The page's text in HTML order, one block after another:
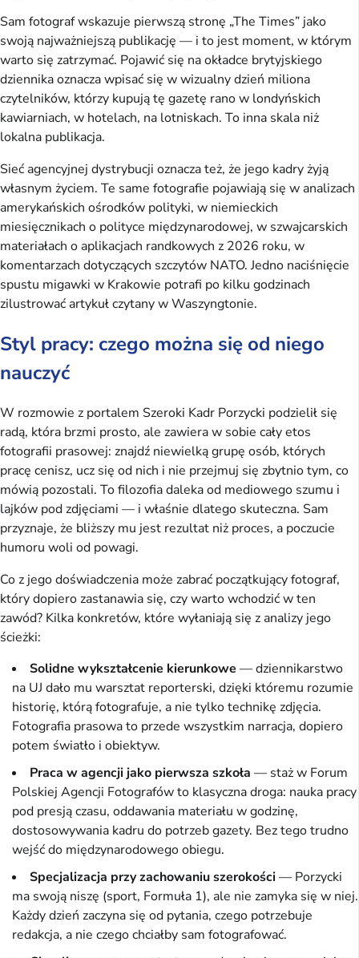
Sam fotograf wskazuje pierwszą stronę „The Times” jako
swoją najważniejszą publikację — i to jest moment, w którym
warto się zatrzymać. Pojawić się na okładce brytyjskiego
dziennika oznacza wpisać się w wizualny dzień miliona
czytelników, którzy kupują tę gazetę rano w londyńskich
kawiarniach, w hotelach, na lotniskach. To inna skala niż
lokalna publikacja.
Sieć agencyjnej dystrybucji oznacza też, że jego kadry żyją
własnym życiem. Te same fotografie pojawiają się w analizach
amerykańskich ośrodków polityki, w niemieckich
miesięcznikach o polityce międzynarodowej, w szwajcarskich
materiałach o aplikacjach randkowych z 2026 roku, w
komentarzach dotyczących szczytów NATO. Jedno naciśnięcie
spustu migawki w Krakowie potrafi po kilku godzinach
zilustrować artykuł czytany w Waszyngtonie.
Styl pracy: czego można się od niego
nauczyć
W rozmowie z portalem Szeroki Kadr Porzycki podzielił się
radą, która brzmi prosto, ale zawiera w sobie cały etos
fotografii prasowej: znajdź niewielką grupę osób, których
pracę cenisz, ucz się od nich i nie przejmuj się zbytnio tym, co
mówią pozostali. To filozofia daleka od mediowego szumu i
lajków pod zdjęciami — i właśnie dlatego skuteczna. Sam
przyznaje, że bliższy mu jest rezultat niż proces, a poczucie
humoru woli od powagi.
Co z jego doświadczenia może zabrać początkujący fotograf,
który dopiero zastanawia się, czy warto wchodzić w ten
zawód? Kilka konkretów, które wyłaniają się z analizy jego
ścieżki:
Solidne wykształcenie kierunkowe — dziennikarstwo
na UJ dało mu warsztat reporterski, dzięki któremu rozumie
historię, którą fotografuje, a nie tylko technikę zdjęcia.
Fotografia prasowa to przede wszystkim narracja, dopiero
potem światło i obiektyw.
Praca w agencji jako pierwsza szkoła — staż w Forum
Polskiej Agencji Fotografów to klasyczna droga: nauka pracy
pod presją czasu, oddawania materiału w godzinę,
dostosowywania kadru do potrzeb gazety. Bez tego trudno
wejść do międzynarodowego obiegu.
Specjalizacja przy zachowaniu szerokości— Porzycki
ma swoją niszę (sport, Formuła 1), ale nie zamyka się w niej.
Każdy dzień zaczyna się od pytania, czego potrzebuje
redakcja, a nie czego chciałby sam fotografować.